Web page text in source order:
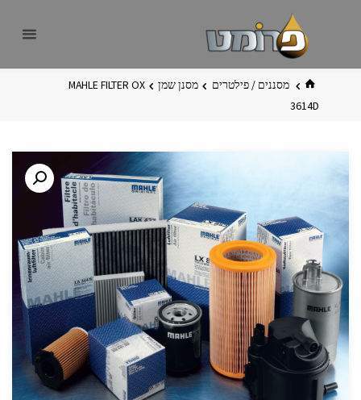
בית מסננים / פילטרים מסנן שמן
MAHLE FILTER OX
3614D